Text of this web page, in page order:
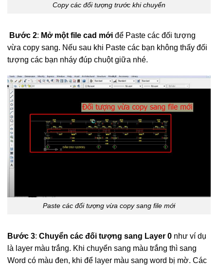
Copy các đối tượng trước khi chuyển
Bước 2: Mở một file cad mới để Paste các đối tượng
vừa copy sang. Nếu sau khi Paste các bạn không thấy đối
tượng các bạn nháy đúp chuột giữa nhé.
Paste các đối tượng vừa copy sang file mới
Bước 3: Chuyển các đối tượng sang Layer 0 như ví dụ
là layer màu trắng. Khi chuyển sang màu trắng thì sang
Word có màu đen, khi để layer màu sang word bị mờ. Các